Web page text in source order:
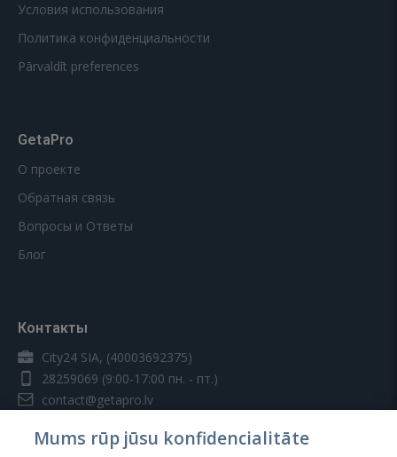
Условия использования
Политика конфиденциальности
Pārvaldīt preferences
GetaPro
О проекте
Обратная связь
Вопросы и Ответы
Блог
Контакты
City24 SIA, (40003692375)
28259069 (9:00-17:00 пн. - пт.)
contact@getapro.lv
Mums rūp jūsu konfidencialitāte